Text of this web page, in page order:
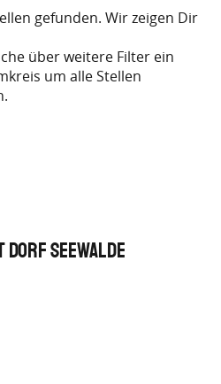
gefunden. Wir zeigen Dir
über weitere Filter ein
um alle Stellen
Dorf Seewalde